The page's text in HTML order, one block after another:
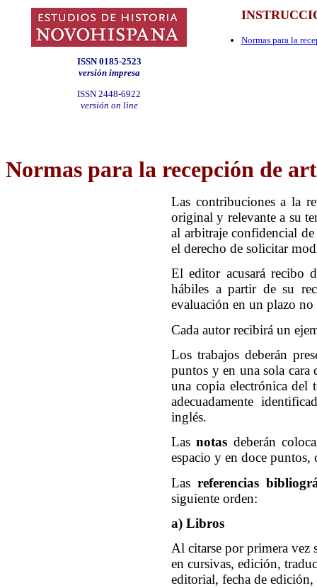
ISSN 0185-2523
versión impresa
ISSN 2448-6922
versión on line
Normas para la
Normas para la recepción de
Las contribuciones a la
original y relevante a su
al arbitraje confidencial
el derecho de solicitar
El editor acusará recibo
hábiles a partir de su
evaluación en un plazo no
Cada autor recibirá un
Los trabajos deberán
puntos y en una sola cara
una copia electrónica del
adecuadamente
inglés.
Lasnotas deberán
espacio y en doce
Las referencias
siguiente orden:
a) Libros
Al citarse por primera vez
en cursivas, edición,
editorial, fecha de